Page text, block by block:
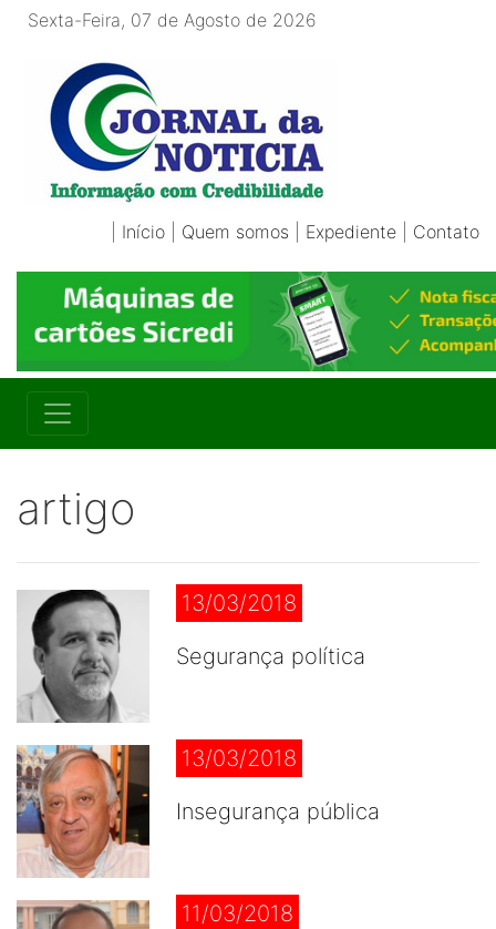
Sexta-Feira, 07 de Agosto de 2026
Início Quem somos Expediente Contato
artigo
13/03/2018
Segurança política
13/03/2018
Insegurança pública
11/03/2018